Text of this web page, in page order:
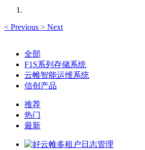
< Previous > Next
全部
F1S系列存储系统
云帷智能运维系统
信创产品
推荐
热门
最新